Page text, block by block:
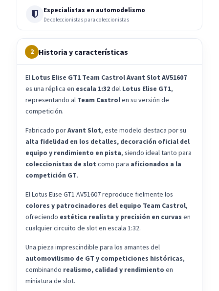
Especialistas en automodelismo
De coleccionistas para coleccionistas
2 Historia y características
El Lotus Elise GT1 Team Castrol Avant Slot AV51607
es una réplica en escala 1:32del Lotus Elise GT1,
representando al Team Castrolen su versión de
competición.
Fabricado porAvant Slot, este modelo destaca por su
alta fidelidad en los detalles, decoración oficial del
equipo y rendimiento en pista, siendo ideal tanto para
coleccionistas de slot como para aficionados a la
competición GT.
El Lotus Elise GT1 AV51607 reproduce fielmente los
colores y patrocinadores del equipo Team Castrol,
ofreciendo estética realista y precisión en curvas en
cualquier circuito de slot en escala 1:32.
Una pieza imprescindible para los amantes del
automovilismo de GT y competiciones históricas,
combinando realismo, calidad y rendimiento en
miniatura de slot.